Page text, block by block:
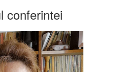
conferintei